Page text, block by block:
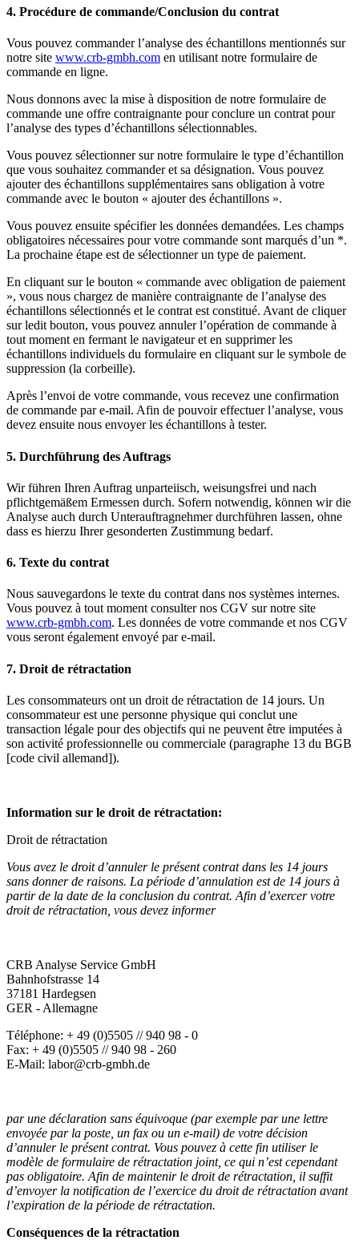
4. Procédure de commande/Conclusion du contrat
Vous pouvez commander l’analyse des échantillons mentionnés sur
notre site www.crb-gmbh.com en utilisant notre formulaire de
commande en ligne.
Nous donnons avec la mise à disposition de notre formulaire de
commande une offre contraignante pour conclure un contrat pour
l’analyse des types d’échantillons sélectionnables.
Vous pouvez sélectionner sur notre formulaire le type d’échantillon
que vous souhaitez commander et sa désignation. Vous pouvez
ajouter des échantillons supplémentaires sans obligation à votre
commande avec le bouton « ajouter des échantillons ».
Vous pouvez ensuite spécifier les données demandées. Les champs
obligatoires nécessaires pour votre commande sont marqués d’un *.
La prochaine étape est de sélectionner un type de paiement.
En cliquant sur le bouton « commande avec obligation de paiement
», vous nous chargez de manière contraignante de l’analyse des
échantillons sélectionnés et le contrat est constitué. Avant de cliquer
sur ledit bouton, vous pouvez annuler l’opération de commande à
tout moment en fermant le navigateur et en supprimer les
échantillons individuels du formulaire en cliquant sur le symbole de
suppression (la corbeille).
Après l’envoi de votre commande, vous recevez une confirmation
de commande par e-mail. Afin de pouvoir effectuer l’analyse, vous
devez ensuite nous envoyer les échantillons à tester.
5. Durchführung des Auftrags
Wir führen Ihren Auftrag unparteiisch, weisungsfrei und nach
pflichtgemäßem Ermessen durch. Sofern notwendig, können wir die
Analyse auch durch Unterauftragnehmer durchführen lassen, ohne
dass es hierzu Ihrer gesonderten Zustimmung bedarf.
6. Texte du contrat
Nous sauvegardons le texte du contrat dans nos systèmes internes.
Vous pouvez à tout moment consulter nos CGV sur notre site
www.crb-gmbh.com. Les données de votre commande et nos CGV
vous seront également envoyé par e-mail.
7. Droit de rétractation
Les consommateurs ont un droit de rétractation de 14 jours. Un
consommateur est une personne physique qui conclut une
transaction légale pour des objectifs qui ne peuvent être imputées à
son activité professionnelle ou commerciale (paragraphe 13 du BGB
[code civil allemand]).
Information sur le droit de rétractation:
Droit de rétractation
Vous avez le droit d’annuler le présent contrat dans les 14 jours
sans donner de raisons. La période d’annulation est de 14 jours à
partir de la date de la conclusion du contrat. Afin d’exercer votre
droit de rétractation, vous devez informer
CRB Analyse Service GmbH
Bahnhofstrasse 14
37181 Hardegsen
GER - Allemagne
Téléphone: + 49 (0)5505 // 940 98 - 0
Fax: + 49 (0)5505 // 940 98 - 260
E-Mail: labor@crb-gmbh.de
par une déclaration sans équivoque (par exemple par une lettre
envoyée par la poste, un fax ou un e-mail) de votre décision
d’annuler le présent contrat. Vous pouvez à cette fin utiliser le
modèle de formulaire de rétractation joint, ce qui n’est cependant
pas obligatoire. Afin de maintenir le droit de rétractation, il suffit
d’envoyer la notification de l’exercice du droit de rétractation avant
l’expiration de la période de rétractation.
Conséquences de la rétractation